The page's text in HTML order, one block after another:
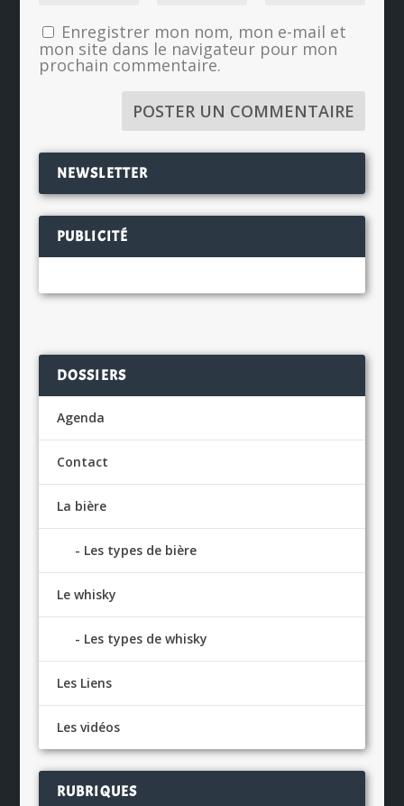
Enregistrer mon nom, mon e-mail et
mon site dans le navigateur pour mon
prochain commentaire.
NEWSLETTER
PUBLICITÉ
DOSSIERS
Agenda
Contact
La bière
Les types de bière
Le whisky
Les types de whisky
Les Liens
Les vidéos
RUBRIQUES